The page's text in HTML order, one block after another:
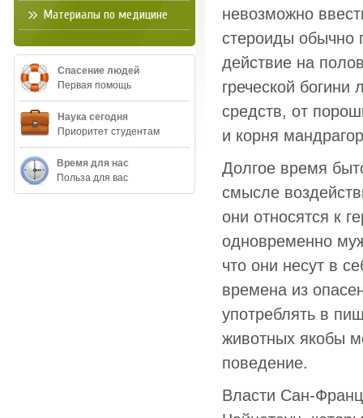
невозможно
стероиды обычно
действие на
греческой
средств, от
и корня
Долгое время
смысле
они относятся к
одновременно
что они несут в
времена из
употреблять в
животных якобы
поведение.
Власти Сан-
Материалы по медицине
Спасение людей
Первая помощь
Наука сегодня
Приоритет студентам
Время для нас
Польза для вас